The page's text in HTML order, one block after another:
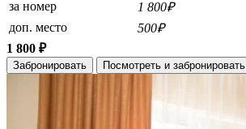
за номер
1 800₽
доп. место
500₽
1 800 ₽
Забронировать Посмотреть и забронировать